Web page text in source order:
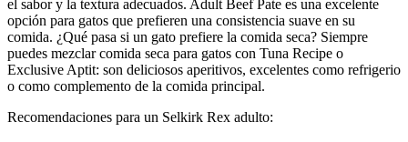
el sabor y la textura adecuados. Adult Beef Pate es una excelente
opción para gatos que prefieren una consistencia suave en su
comida. ¿Qué pasa si un gato prefiere la comida seca? Siempre
puedes mezclar comida seca para gatos con Tuna Recipe o
Exclusive Aptit: son deliciosos aperitivos, excelentes como refrigerio
o como complemento de la comida principal.
Recomendaciones para un Selkirk Rex adulto: